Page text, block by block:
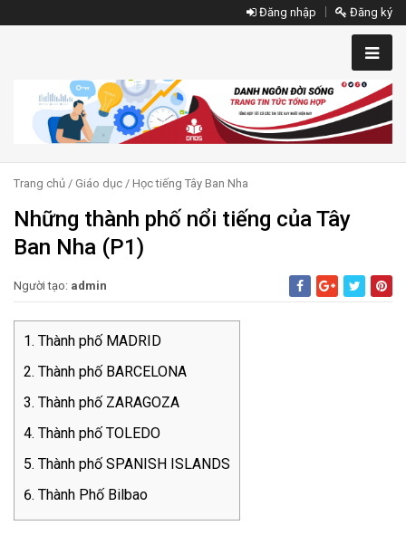
Đăng nhập Đăng ký
Trang chủ / Giáo dục / Học tiếng Tây Ban Nha
Những thành phố nổi tiếng của Tây
Ban Nha (P1)
Người tạo: admin
Thành phố MADRID
Thành phố BARCELONA
Thành phố ZARAGOZA
Thành phố TOLEDO
Thành phố SPANISH ISLANDS
Thành Phố Bilbao